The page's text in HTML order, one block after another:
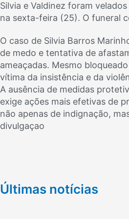
Silvia e Valdinez foram
na sexta-feira (25). O funeral
O caso de Silvia Barros
de medo e tentativa de
ameaçadas. Mesmo
vítima da insistência e da
A ausência de medidas
exige ações mais efetivas de
não apenas de indignação,
divulgaçao
Últimas notícias